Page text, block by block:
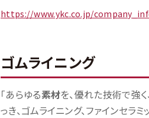
https://www.ykc.co.jp/
ゴムライニング
「あらゆる素材を、優れた技術で強
っき、ゴムライニング、ファインセラ